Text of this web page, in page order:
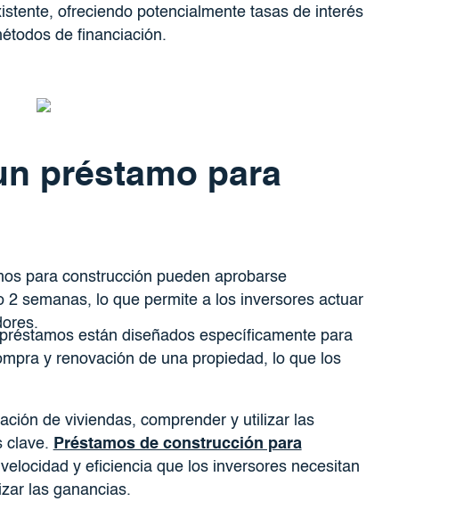
ofreciendo potencialmente tasas de interés
de financiación.
préstamo para
para construcción pueden aprobarse
2 semanas, lo que permite a los inversores actuar
están diseñados específicamente para
y renovación de una propiedad, lo que los
de viviendas, comprender y utilizar las
clave. Préstamos de construcción para
y eficiencia que los inversores necesitan
las ganancias.